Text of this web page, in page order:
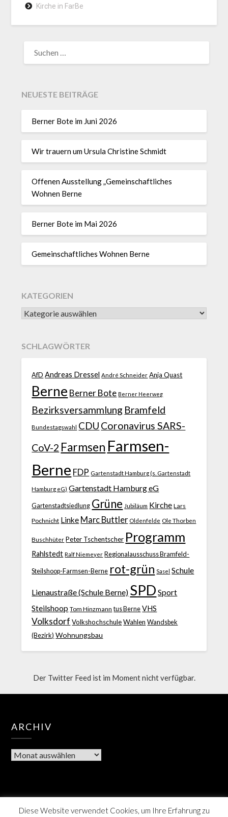
Kirche in FarBe
NEUESTE BEITRÄGE
Berner Bote im Juni 2026
Wir trauern um Ursula Christine Schmidt
Offenen Ausstellung „Gemeinschaftliches
Wohnen Berne
Berner Bote im Mai 2026
Gemeinschaftliches Wohnen Berne
KATEGORIEN
SCHLAGWÖRTER
AfD Andreas Dressel André Schneider Anja Quast
Berne Berner Bote Berner Heerweg
Bezirksversammlung Bramfeld
Bundestagswahl CDU Coronavirus SARS-
CoV-2 Farmsen Farmsen-
Berne FDP Gartenstadt Hamburg (s. Gartenstadt
Hamburg eG) Gartenstadt Hamburg eG
Gartenstadtsiedlung Grüne Jubiläum Kirche Lars
Pochnicht Linke Marc Buttler Oldenfelde Ole Thorben
Buschhüter Peter Tschentscher Programm
Rahlstedt Ralf Niemeyer Regionalausschuss Bramfeld-
Steilshoop-Farmsen-Berne rot-grün Sasel Schule
Lienaustraße (Schule Berne) SPD Sport
Steilshoop Tom Hinzmann tus Berne VHS
Volksdorf Volkshochschule Wahlen Wandsbek
(Bezirk) Wohnungsbau
Der Twitter Feed ist im Moment nicht verfügbar.
ARCHIV
Diese Website verwendet Cookies, um Ihre Erfahrung zu